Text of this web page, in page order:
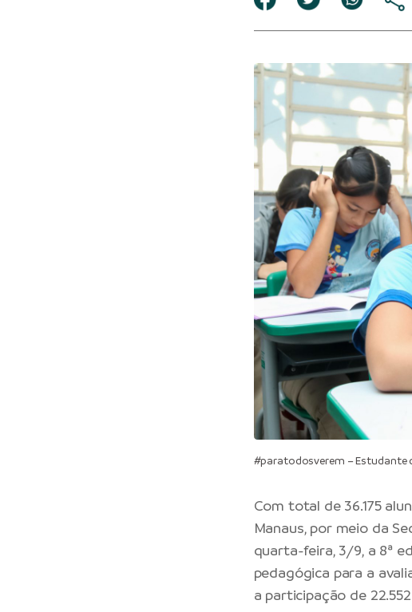
#paratodosverem – Estudante
Com total de 36.175
Manaus, por meio da
quarta-feira, 3/9, a 8ª
pedagógica para a
a participação de